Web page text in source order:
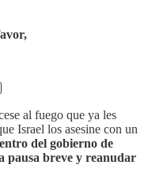
al fuego que ya les
Israel los asesine con un
del gobierno de
pausa breve y reanudar